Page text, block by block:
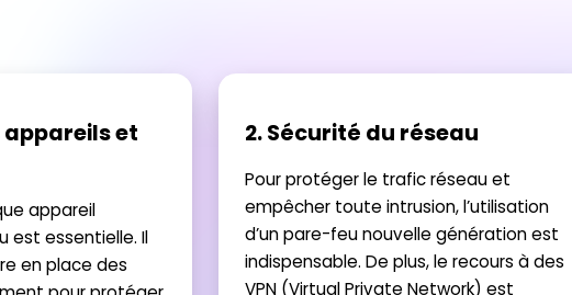
appareils et
appareil
est essentielle. Il
en place des
2. Sécurité du réseau
Pour protéger le trafic réseau et
empêcher toute intrusion, l’utilisation
d’un pare-feu nouvelle génération est
indispensable. De plus, le recours à des
VPN (Virtual Private Network) est